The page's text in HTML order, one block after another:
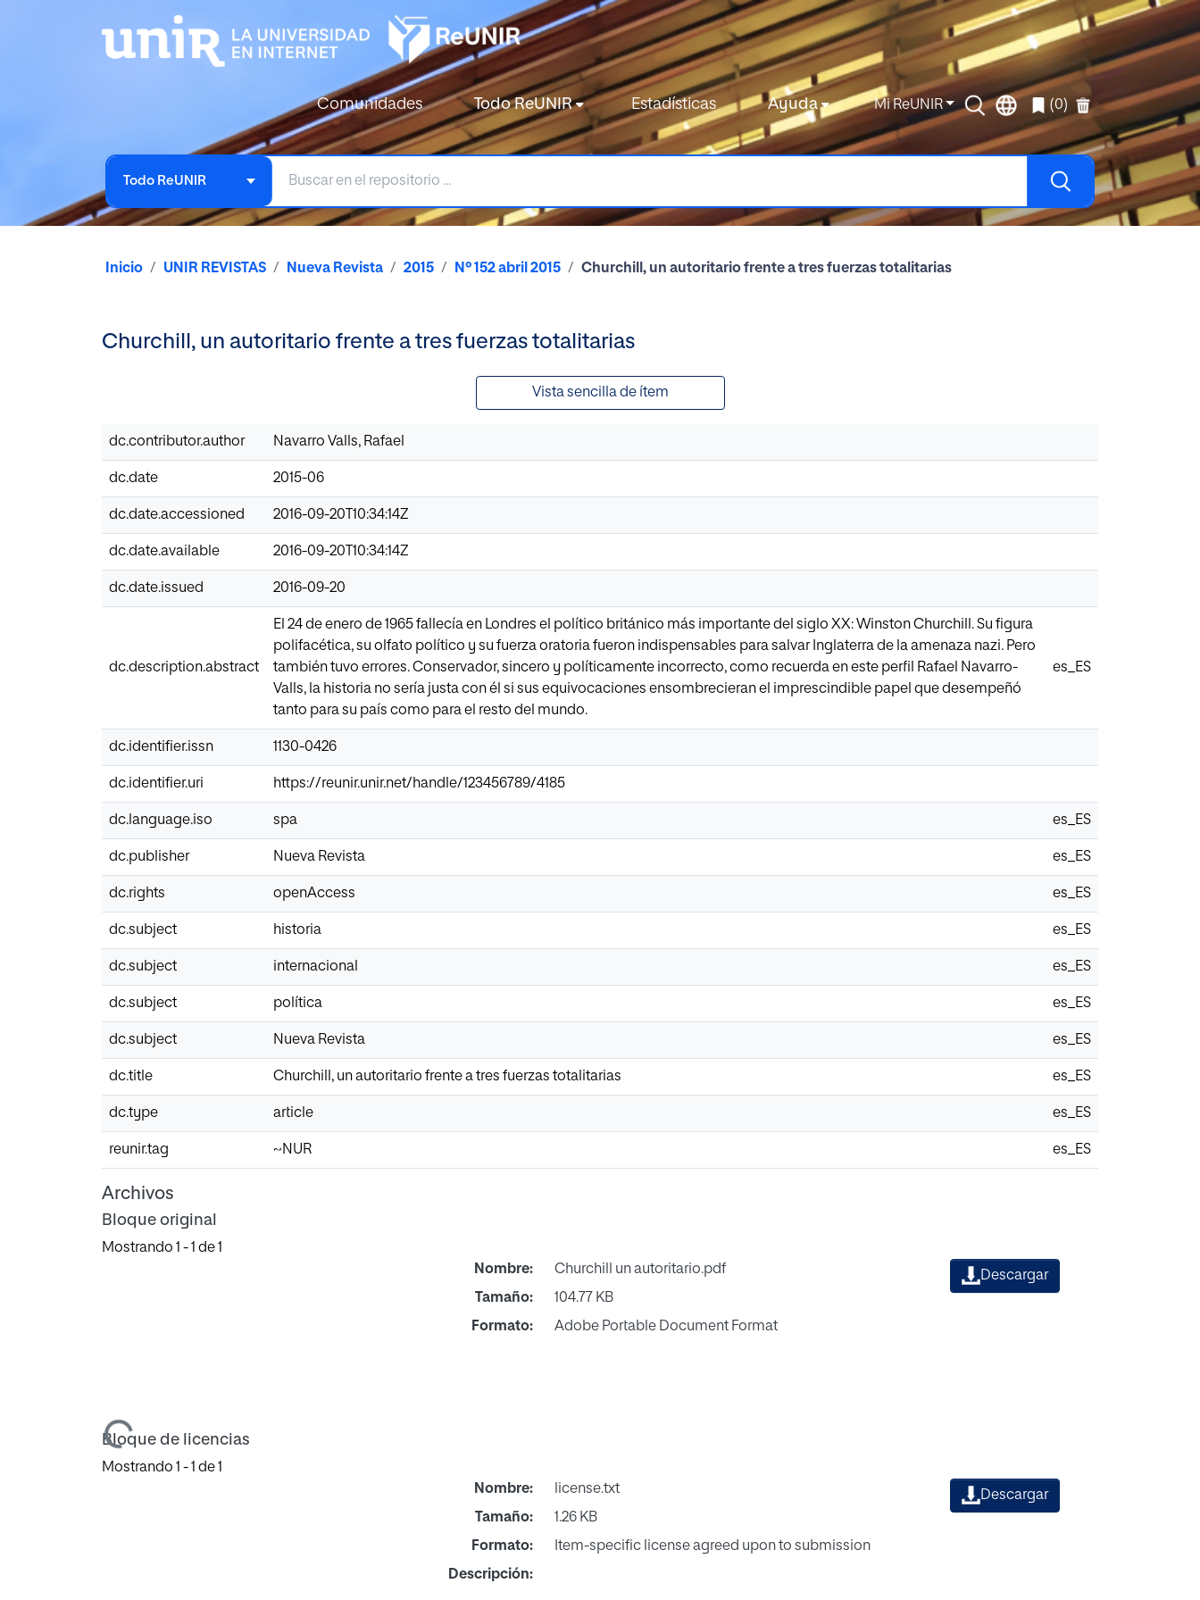
Comunidades Todo ReUNIR Estadísticas Ayuda Mi ReUNIR (0)
Todo ReUNIR
Inicio UNIR REVISTAS Nueva Revista 2015 Nº 152 abril 2015 Churchill, un autoritario frente a tres fuerzas totalitarias
Churchill, un autoritario frente a tres fuerzas totalitarias
Vista sencilla de ítem
dc.contributor.author Navarro Valls, Rafael
dc.date 2015-06
dc.date.accessioned 2016-09-20T10:34:14Z
dc.date.available 2016-09-20T10:34:14Z
dc.date.issued 2016-09-20
dc.description.abstract
El 24 de enero de 1965 fallecía en Londres el político británico más importante del siglo XX: Winston Churchill. Su figura
polifacética, su olfato político y su fuerza oratoria fueron indispensables para salvar Inglaterra de la amenaza nazi. Pero
también tuvo errores. Conservador, sincero y políticamente incorrecto, como recuerda en este perfil Rafael Navarro-
Valls, la historia no sería justa con él si sus equivocaciones ensombrecieran el imprescindible papel que desempeñó
tanto para su país como para el resto del mundo.
es_ES
dc.identifier.issn 1130-0426
dc.identifier.uri https://reunir.unir.net/handle/123456789/4185
dc.language.iso spa es_ES
dc.publisher Nueva Revista es_ES
dc.rights openAccess es_ES
dc.subject historia es_ES
dc.subject internacional es_ES
dc.subject política es_ES
dc.subject Nueva Revista es_ES
dc.title Churchill, un autoritario frente a tres fuerzas totalitarias es_ES
dc.type article es_ES
reunir.tag ~NUR es_ES
Archivos
Bloque original
Mostrando 1 - 1 de 1
Cargando...
Nombre:
Churchill un autoritario.pdf
Tamaño:
104.77 KB
Formato:
Adobe Portable Document Format
Descargar
Bloque de licencias
Mostrando 1 - 1 de 1
Nombre:
license.txt
Tamaño:
1.26 KB
Formato:
Item-specific license agreed upon to submission
Descripción:
Descargar